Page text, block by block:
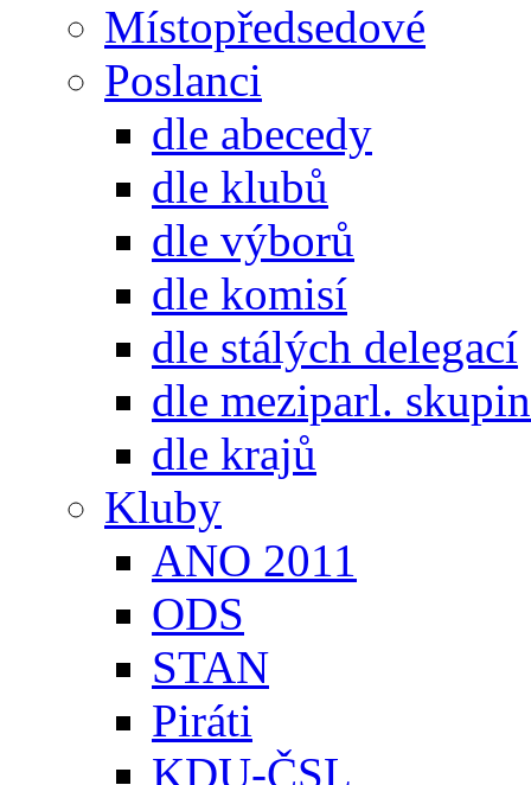
Místopředsedové
Poslanci
dle abecedy
dle klubů
dle výborů
dle komisí
dle stálých delegací
dle meziparl. skupin
dle krajů
Kluby
ANO 2011
ODS
STAN
Piráti
KDU-ČSL